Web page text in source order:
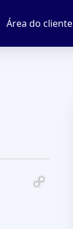
Área do cliente